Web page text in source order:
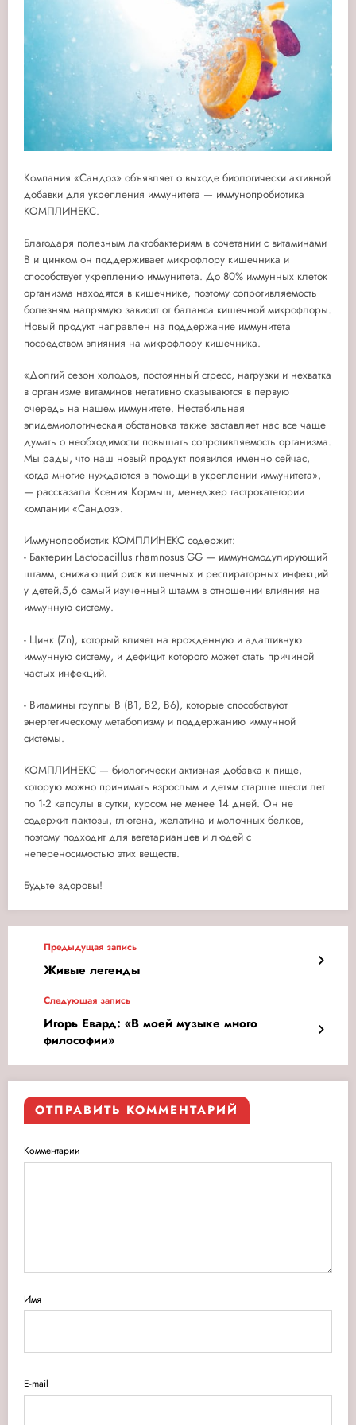
Компания «Сандоз» объявляет о выходе биологически активной
добавки для укрепления иммунитета — иммунопробиотика
КОМПЛИНЕКС.
Благодаря полезным лактобактериям в сочетании с витаминами
B и цинком он поддерживает микрофлору кишечника и
способствует укреплению иммунитета. До 80% иммунных клеток
организма находятся в кишечнике, поэтому сопротивляемость
болезням напрямую зависит от баланса кишечной микрофлоры.
Новый продукт направлен на поддержание иммунитета
посредством влияния на микрофлору кишечника.
«Долгий сезон холодов, постоянный стресс, нагрузки и нехватка
в организме витаминов негативно сказываются в первую
очередь на нашем иммунитете. Нестабильная
эпидемиологическая обстановка также заставляет нас все чаще
думать о необходимости повышать сопротивляемость организма.
Мы рады, что наш новый продукт появился именно сейчас,
когда многие нуждаются в помощи в укреплении иммунитета»,
— рассказала Ксения Кормыш, менеджер гастрокатегории
компании «Сандоз».
Иммунопробиотик КОМПЛИНЕКС содержит:
- Бактерии Lactobacillus rhamnosus GG — иммуномодулирующий
штамм, снижающий риск кишечных и респираторных инфекций
у детей,5,6 самый изученный штамм в отношении влияния на
иммунную систему.
- Цинк (Zn), который влияет на врожденную и адаптивную
иммунную систему, и дефицит которого может стать причиной
частых инфекций.
- Витамины группы В (В1, В2, В6), которые способствуют
энергетическому метаболизму и поддержанию иммунной
системы.
КОМПЛИНЕКС — биологически активная добавка к пище,
которую можно принимать взрослым и детям старше шести лет
по 1-2 капсулы в сутки, курсом не менее 14 дней. Он не
содержит лактозы, глютена, желатина и молочных белков,
поэтому подходит для вегетарианцев и людей с
непереносимостью этих веществ.
Будьте здоровы!
Предыдущая запись
Живые легенды
Следующая запись
Игорь Евард: «В моей музыке много
философии»
ОТПРАВИТЬ КОММЕНТАРИЙ
Комментарии
Имя
E-mail